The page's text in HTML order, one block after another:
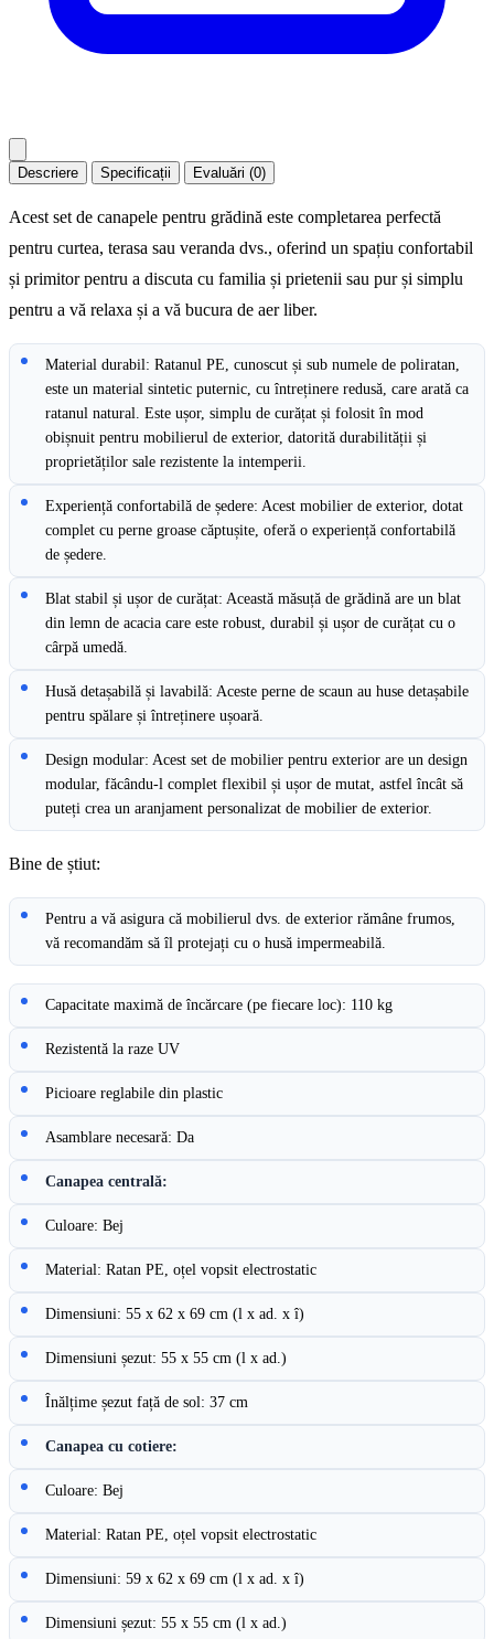
Descriere Specificații Evaluări (0)
Acest set de canapele pentru grădină este completarea perfectă
pentru curtea, terasa sau veranda dvs., oferind un spațiu confortabil
și primitor pentru a discuta cu familia și prietenii sau pur și simplu
pentru a vă relaxa și a vă bucura de aer liber.
Material durabil: Ratanul PE, cunoscut și sub numele de poliratan,
este un material sintetic puternic, cu întreținere redusă, care arată ca
ratanul natural. Este ușor, simplu de curățat și folosit în mod
obișnuit pentru mobilierul de exterior, datorită durabilității și
proprietăților sale rezistente la intemperii.
Experiență confortabilă de ședere: Acest mobilier de exterior, dotat
complet cu perne groase căptușite, oferă o experiență confortabilă
de ședere.
Blat stabil și ușor de curățat: Această măsuță de grădină are un blat
din lemn de acacia care este robust, durabil și ușor de curățat cu o
cârpă umedă.
Husă detașabilă și lavabilă: Aceste perne de scaun au huse detașabile
pentru spălare și întreținere ușoară.
Design modular: Acest set de mobilier pentru exterior are un design
modular, făcându-l complet flexibil și ușor de mutat, astfel încât să
puteți crea un aranjament personalizat de mobilier de exterior.
Bine de știut:
Pentru a vă asigura că mobilierul dvs. de exterior rămâne frumos,
vă recomandăm să îl protejați cu o husă impermeabilă.
Capacitate maximă de încărcare (pe fiecare loc): 110 kg
Rezistentă la raze UV
Picioare reglabile din plastic
Asamblare necesară: Da
Canapea centrală:
Culoare: Bej
Material: Ratan PE, oțel vopsit electrostatic
Dimensiuni: 55 x 62 x 69 cm (l x ad. x î)
Dimensiuni șezut: 55 x 55 cm (l x ad.)
Înălțime șezut față de sol: 37 cm
Canapea cu cotiere:
Culoare: Bej
Material: Ratan PE, oțel vopsit electrostatic
Dimensiuni: 59 x 62 x 69 cm (l x ad. x î)
Dimensiuni șezut: 55 x 55 cm (l x ad.)